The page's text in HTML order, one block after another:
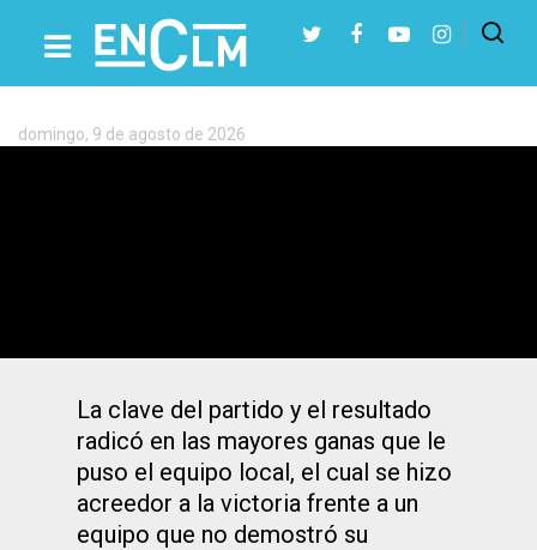
Etiqueta:
Bada
Huesca
Presiona Intro para buscar o ESC para cerrar
domingo, 9 de agosto de 2026
La clave del partido y el resultado
radicó en las mayores ganas que le
puso el equipo local, el cual se hizo
acreedor a la victoria frente a un
equipo que no demostró su